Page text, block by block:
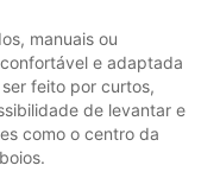
manuais ou
e adaptada
feito por curtos,
de levantar e
como o centro da